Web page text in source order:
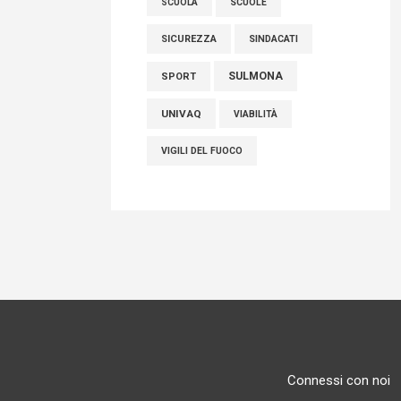
SCUOLA
SICUREZZA SINDACATI
SPORT SULMONA
UNIVAQ VIABILITÀ
VIGILI DEL FUOCO
Connessi con noi